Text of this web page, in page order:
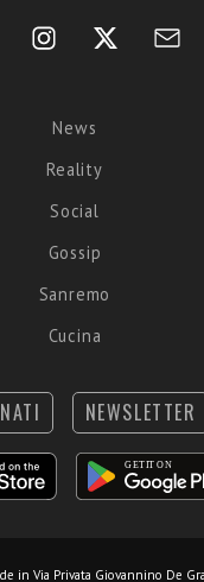
News
Reality
Social
Gossip
Sanremo
Cucina
NEWSLETTER
in Via Privata Giovannino De